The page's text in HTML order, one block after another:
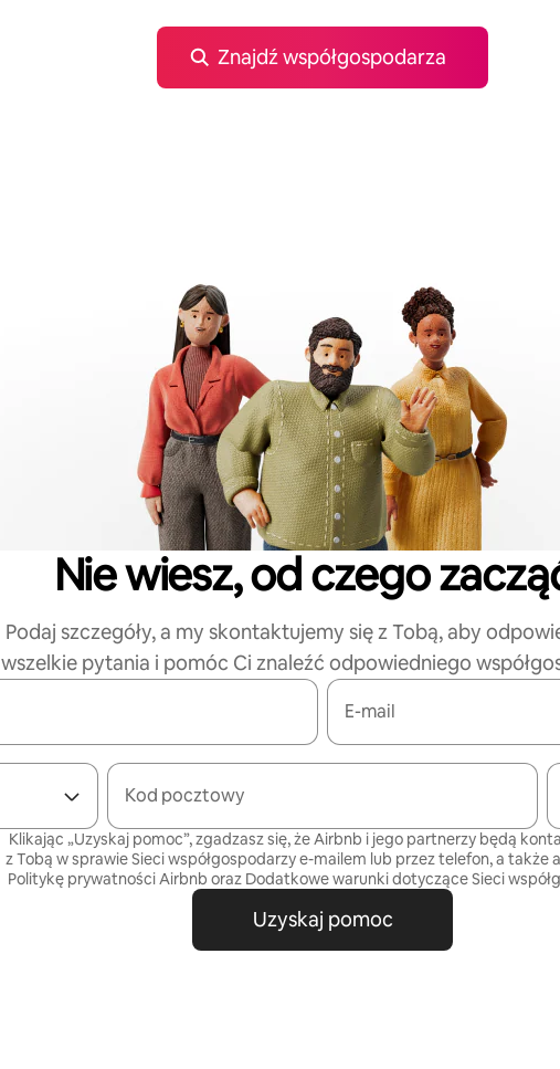
Znajdź współgospodarza
Nie wiesz, od czego
Podaj szczegóły, a my skontaktujemy się z Tobą, aby
wszelkie pytania i pomóc Ci znaleźć odpowiedniego
E-mail
Kod pocztowy
Klikając „Uzyskaj pomoc”, zgadzasz się, że Airbnb i jego partnerzy będą
z Tobą w sprawie Sieci współgospodarzy e-mailem lub przez telefon, a także
Politykę prywatnościAirbnb oraz Dodatkowe warunki dotyczące Sieci
Uzyskaj pomoc